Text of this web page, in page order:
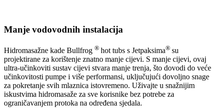
Manje vodovodnih instalacija
Hidromasažne kade Bullfrog ® hot tubs s Jetpaksima® su
projektirane za korištenje znatno manje cijevi. S manje cijevi, ovaj
ultra-učinkoviti sustav cijevi stvara manje trenja, što dovodi do veće
učinkovitosti pumpe i više performansi, uključujući dovoljno snage
za pokretanje svih mlaznica istovremeno. Uživajte u snažnijim
iskustvima hidromasaže za sve korisnike bez potrebe za
ograničavanjem protoka na određena sjedala.